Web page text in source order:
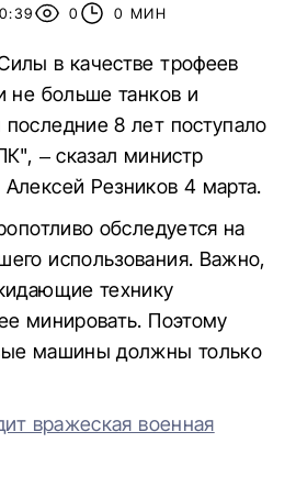
0 0 МИН
в качестве трофеев
не больше танков и
8 лет поступало
– сказал министр
Резников 4 марта.
обследуется на
использования. Важно,
технику
минировать. Поэтому
машины должны только
вражеская военная